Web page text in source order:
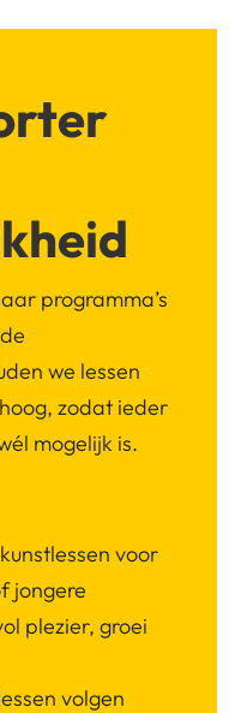
programma’s
we lessen
zodat ieder
mogelijk is.
voor
jongere
plezier, groei
volgen